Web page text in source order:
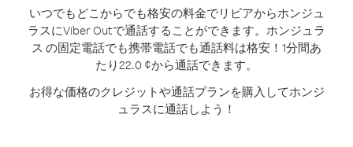
いつでもどこからでも格安の料金でリビアからホンジュ
ラスにViber Outで通話することができます。 ホンジュラ
ス の固定電話でも携帯電話でも通話料は格安！1分間あ
たり22.0 ¢から通話できます。
お得な価格のクレジットや通話プランを購入してホンジ
ュラスに通話しよう！